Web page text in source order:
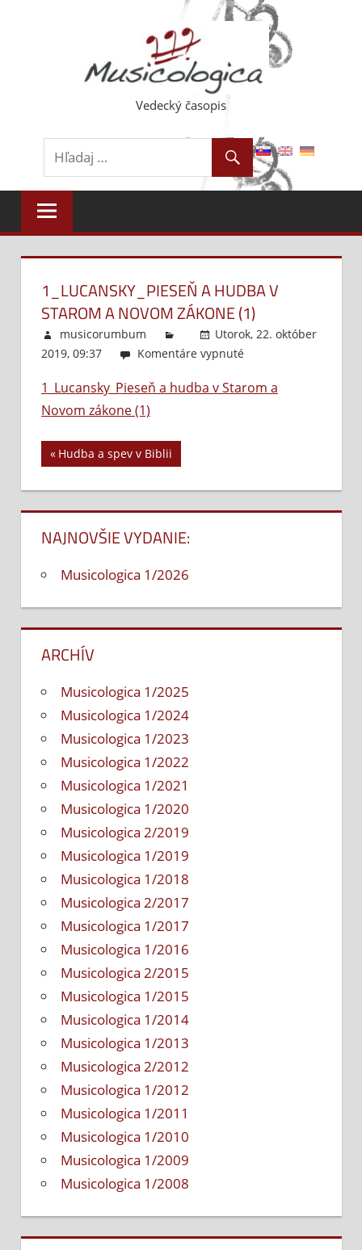
Vedecký časopis
1_LUCANSKY_PIESEŇ A HUDBA V
STAROM A NOVOM ZÁKONE (1)
musicorumbum
Utorok, 22. október
2019, 09:37
Komentáre vypnuté
a
Novom
zákone
1_Lucansky_Pieseň a hudba v Starom a
Novom zákone (1)
Navigácia
v
článku
Previous
Hudba a spev v Biblii
NAJNOVŠIE VYDANIE:
Musicologica 1/2026
ARCHÍV
Musicologica 1/2025
Musicologica 1/2024
Musicologica 1/2023
Musicologica 1/2022
Musicologica 1/2021
Musicologica 1/2020
Musicologica 2/2019
Musicologica 1/2019
Musicologica 1/2018
Musicologica 2/2017
Musicologica 1/2017
Musicologica 1/2016
Musicologica 2/2015
Musicologica 1/2015
Musicologica 1/2014
Musicologica 1/2013
Musicologica 2/2012
Musicologica 1/2012
Musicologica 1/2011
Musicologica 1/2010
Musicologica 1/2009
Musicologica 1/2008